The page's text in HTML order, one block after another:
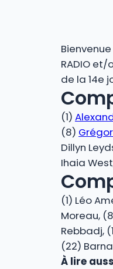
RADIO et/
de la 14e
(1)
(8)
Dillyn
Ihaia
(1) Léo
Moreau,
Rebbadj,
(22)
À lire